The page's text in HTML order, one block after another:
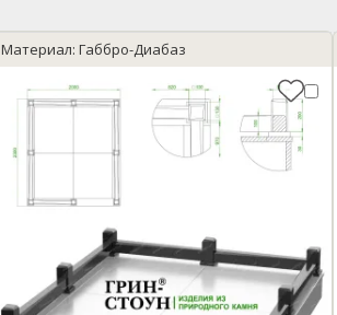
Материал: Габбро-Диабаз